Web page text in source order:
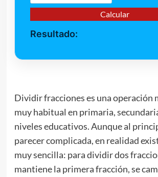
Calcular
Resultado:
Dividir fracciones es una operación
muy habitual en primaria,
niveles educativos. Aunque al
parecer complicada, en realidad
muy sencilla: para dividir dos
mantiene la primera fracción, se